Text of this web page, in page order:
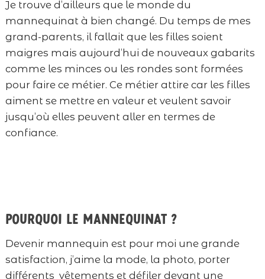
Je trouve d’ailleurs que le monde du
mannequinat à bien changé. Du temps de mes
grand-parents, il fallait que les filles soient
maigres mais aujourd’hui de nouveaux gabarits
comme les minces ou les rondes sont formées
pour faire ce métier. Ce métier attire car les filles
aiment se mettre en valeur et veulent savoir
jusqu’où elles peuvent aller en termes de
confiance.
Pourquoi le mannequinat ?
Devenir mannequin est pour moi une grande
satisfaction, j’aime la mode, la photo, porter
différents vêtements et défiler devant une